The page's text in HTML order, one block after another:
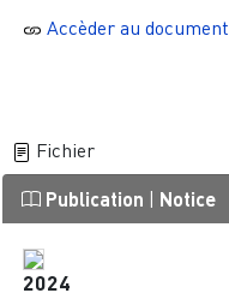
Accèder au document
Fichier
Publication Notice
2024